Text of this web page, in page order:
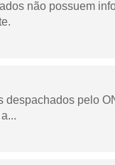
não possuem
despachados pelo